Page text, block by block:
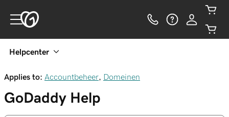
Helpcenter
Applies to: Accountbeheer Domeinen
GoDaddy Help